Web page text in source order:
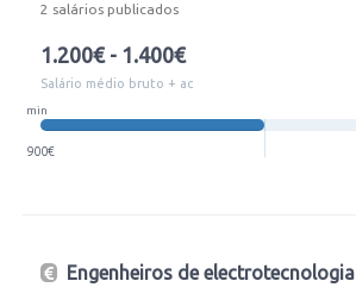
2 salários publicados
1.200€ - 1.400€
Salário médio bruto + ac
min
900€
Engenheiros de electrotecnologia